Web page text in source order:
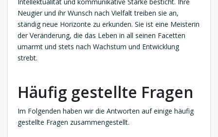
Neugier und ihr Wunsch nach Vielfalt treiben sie an,
ständig neue Horizonte zu erkunden. Sie ist eine Meisterin
der Veränderung, die das Leben in all seinen Facetten
umarmt und stets nach Wachstum und Entwicklung
strebt.
Häufig gestellte Fragen
Im Folgenden haben wir die Antworten auf einige häufig
gestellte Fragen zusammengestellt.